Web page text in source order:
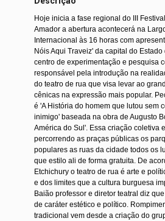
Hoje inicia a fase regional do III
Amador a abertura acontecerá na
Internacional às 16 horas com
Nóis Aqui Traveiz' da capital do
centro de experimentação e pesquisa
responsável pela introdução na
do teatro de rua que visa levar ao
cênicas na expressão mais popular.
é 'A História do homem que lutou sem
inimigo' baseada na obra de Augusto
América do Sul'. Essa criação coletiva
percorrendo as praças públicas os
populares as ruas da cidade todos os
que estilo ali de forma gratuita. De
Etchichury o teatro de rua é arte e
e dos limites que a cultura burguesa
Baião professor e diretor teatral diz
de caráter estético e político.
tradicional vem desde a criação do